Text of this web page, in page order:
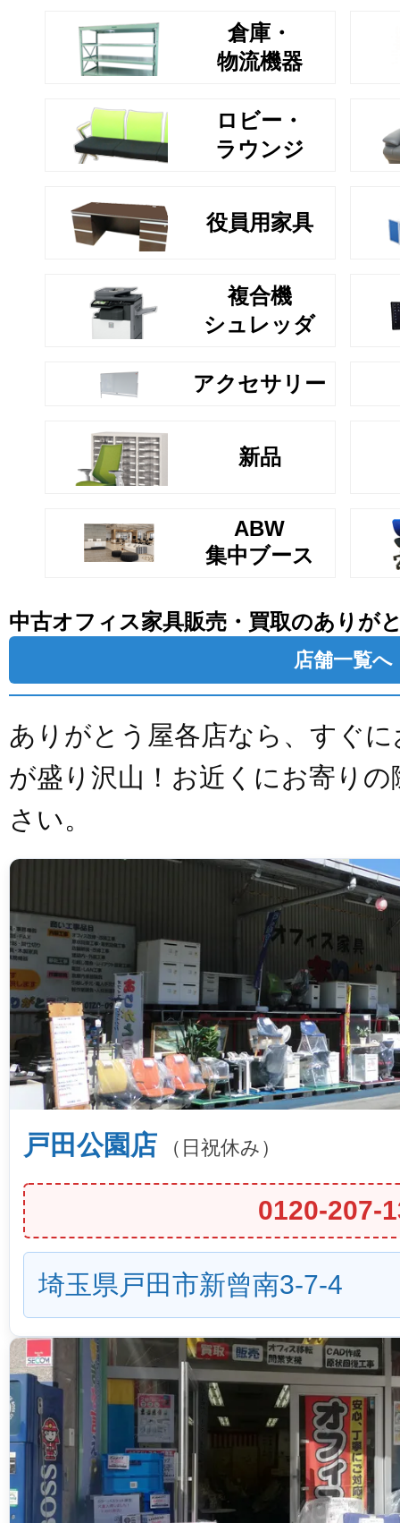
倉庫・
物流機器
ロビー・
ラウンジ
役員用家具
複合機
シュレッダ
アクセサリー
新品
ABW
集中ブース
中古オフィス家具販売・買取のありが
店舗一覧へ
ありがとう屋各店なら、すぐ
が盛り沢山！お近くにお寄り
さい。
戸田公園店 （日祝休み）
0120-207-
埼玉県戸田市新曾南3-7-4